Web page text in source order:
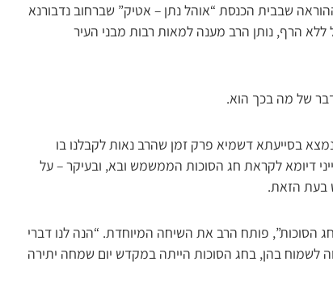
שבבית הכנסת “אוהל נתן – אטיק” שברחוב נדבורנא
הרף, נותן הרב מענה למאות רבות מבני העיר
של מה בכך הוא.
בסייעתא דשמיא פרק זמן שהרב נאות לקבלנו בו
דיומא לקראת חג הסוכות הממשמש ובא, ובעיקר – על
בעת הזאת.
הסוכות”, פותח הרב את השיחה המיוחדת. “הנה לנו דברי
לשמוח בהן, בחג הסוכות הייתה במקדש יום שמחה יתירה